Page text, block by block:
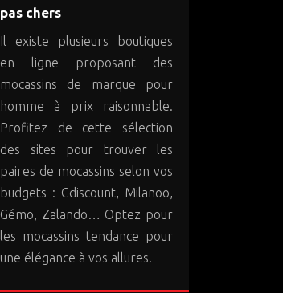
pas chers
Il existe plusieurs boutiques
en ligne proposant des
mocassins de marque pour
homme à prix raisonnable.
Profitez de cette sélection
des sites pour trouver les
paires de mocassins selon vos
budgets : Cdiscount, Milanoo,
Gémo, Zalando… Optez pour
les mocassins tendance pour
une élégance à vos allures.